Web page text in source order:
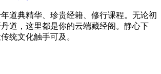
道典精华、珍贵经籍、修行课程。无论初
道，这里都是你的云端藏经阁。静心下
统文化触手可及。